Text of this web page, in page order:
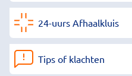
24-uurs Afhaalkluis
Tips of klachten